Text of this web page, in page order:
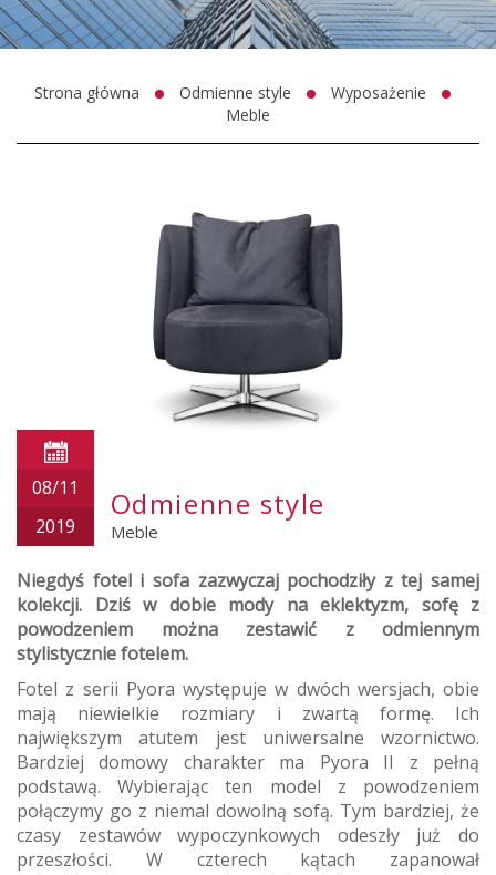
Strona główna Odmienne style
Wyposażenie
Meble
08/11
2019
Odmienne style
Meble
Niegdyś fotel i sofa zazwyczaj pochodziły z tej samej
kolekcji. Dziś w dobie mody na eklektyzm, sofę z
powodzeniem można zestawić z odmiennym
stylistycznie fotelem.
Fotel z serii Pyora występuje w dwóch wersjach, obie
mają niewielkie rozmiary i zwartą formę. Ich
największym atutem jest uniwersalne wzornictwo.
Bardziej domowy charakter ma Pyora II z pełną
podstawą. Wybierając ten model z powodzeniem
połączymy go z niemal dowolną sofą. Tym bardziej, że
czasy zestawów wypoczynkowych odeszły już do
przeszłości. W czterech kątach zapanował